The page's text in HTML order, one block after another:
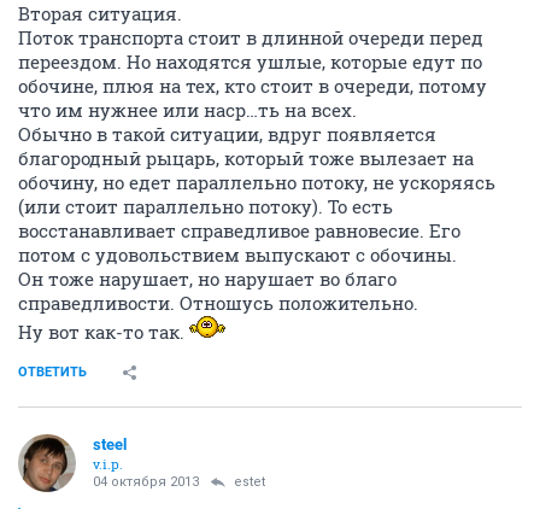
Вторая ситуация.
Поток транспорта стоит в длинной очереди перед
переездом. Но находятся ушлые, которые едут по
обочине, плюя на тех, кто стоит в очереди, потому
что им нужнее или наср…ть на всех.
Обычно в такой ситуации, вдруг появляется
благородный рыцарь, который тоже вылезает на
обочину, но едет параллельно потоку, не ускоряясь
(или стоит параллельно потоку). То есть
восстанавливает справедливое равновесие. Его
потом с удовольствием выпускают с обочины.
Он тоже нарушает, но нарушает во благо
справедливости. Отношусь положительно.
Ну вот как-то так.
ОТВЕТИТЬ
steel
v.i.p.
04 октября 2013 estet